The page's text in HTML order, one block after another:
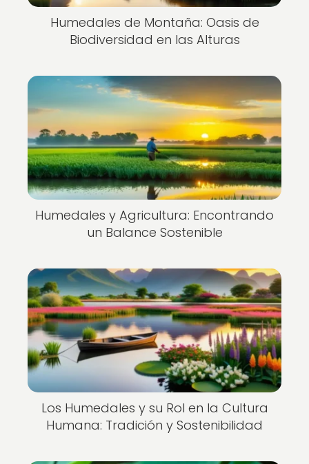
Humedales de Montaña: Oasis de
Biodiversidad en las Alturas
Humedales y Agricultura: Encontrando
un Balance Sostenible
Los Humedales y su Rol en la Cultura
Humana: Tradición y Sostenibilidad